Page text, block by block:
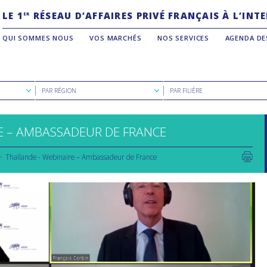
LE 1 ER RÉSEAU D’AFFAIRES PRIVÉ FRANÇAIS À
QUI SOMMES NOUS VOS MARCHÉS NOS SERVICES AGENDA
Rechercher
parPAR RÉGION
Rechercher
parPAR FILIÈRE
– AMBASSADEUR DE FRANCE
Thaïlande - Webinaire – Ambassadeur de France